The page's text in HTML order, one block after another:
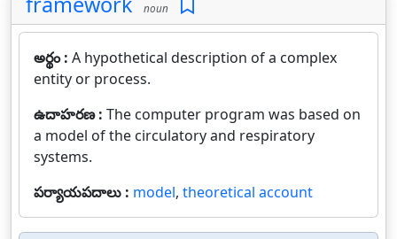
noun
అర్థం : A hypothetical description of a complex
entity or process.
ఉదాహరణ : The computer program was based on
a model of the circulatory and respiratory
systems.
పర్యాయపదాలు : model, theoretical account